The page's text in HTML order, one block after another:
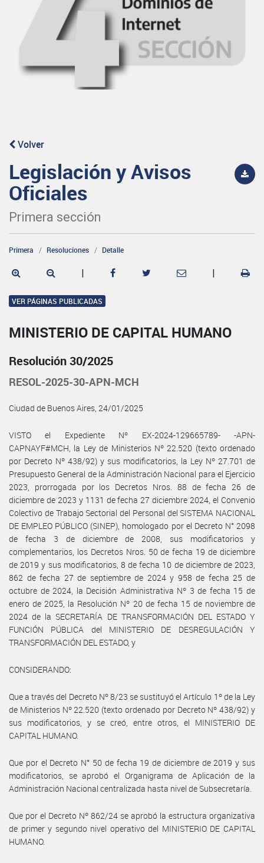
Volver
Legislación y Avisos
Oficiales
Primera sección
Primera Resoluciones Detalle
| |
VER PÁGINAS PUBLICADAS
MINISTERIO DE CAPITAL HUMANO
Resolución 30/2025
RESOL-2025-30-APN-MCH
Ciudad de Buenos Aires, 24/01/2025
VISTO el Expediente Nº EX-2024-129665789- -APN-
CAPNAYF#MCH, la Ley de Ministerios Nº 22.520 (texto ordenado
por Decreto Nº 438/92) y sus modificatorios, la Ley Nº 27.701 de
Presupuesto General de la Administración Nacional para el Ejercicio
2023, prorrogada por los Decretos Nros. 88 de fecha 26 de
diciembre de 2023 y 1131 de fecha 27 diciembre 2024, el Convenio
Colectivo de Trabajo Sectorial del Personal del SISTEMA NACIONAL
DE EMPLEO PÚBLICO (SINEP), homologado por el Decreto N° 2098
de fecha 3 de diciembre de 2008, sus modificatorios y
complementarios, los Decretos Nros. 50 de fecha 19 de diciembre
de 2019 y sus modificatorios, 8 de fecha 10 de diciembre de 2023,
862 de fecha 27 de septiembre de 2024 y 958 de fecha 25 de
octubre de 2024, la Decisión Administrativa Nº 3 de fecha 15 de
enero de 2025, la Resolución Nº 20 de fecha 15 de noviembre de
2024 de la SECRETARÍA DE TRANSFORMACIÓN DEL ESTADO Y
FUNCIÓN PÚBLICA del MINISTERIO DE DESREGULACIÓN Y
TRANSFORMACIÓN DEL ESTADO, y
CONSIDERANDO:
Que a través del Decreto Nº 8/23 se sustituyó el Artículo 1º de la Ley
de Ministerios Nº 22.520 (texto ordenado por Decreto Nº 438/92) y
sus modificatorios, y se creó, entre otros, el MINISTERIO DE
CAPITAL HUMANO.
Que por el Decreto N° 50 de fecha 19 de diciembre de 2019 y sus
modificatorios, se aprobó el Organigrama de Aplicación de la
Administración Nacional centralizada hasta nivel de Subsecretaría.
Que por el Decreto Nº 862/24 se aprobó la estructura organizativa
de primer y segundo nivel operativo del MINISTERIO DE CAPITAL
HUMANO.